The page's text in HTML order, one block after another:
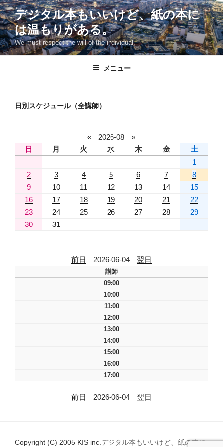
コ
ン
テ
ン
ツ
デジタル本もいいけど、紙の本に
は温もりがある。
We must respect the will of the individual.
メニュー
日別スケジュール（全講師）
« 2026-08
»
日
月 火 水 木 金
土
1
2
3 4 5 6 7
8
9
10 11 12 13 14
15
16
17 18 19 20 21
22
23
24 25 26 27 28
29
30
31
前日 2026-06-04 翌日
講師
09:00
10:00
11:00
12:00
13:00
14:00
15:00
16:00
17:00
前日 2026-06-04 翌日
Copyright (C) 2005 KIS inc. デジタル本もいいけど、紙の本に